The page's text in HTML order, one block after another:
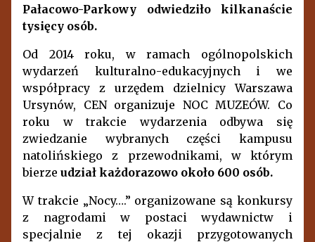
Pałacowo-Parkowy odwiedziło kilkanaście
tysięcy osób.
Od 2014 roku, w ramach ogólnopolskich
wydarzeń kulturalno-edukacyjnych i we
współpracy z urzędem dzielnicy Warszawa
Ursynów, CEN organizuje NOC MUZEÓW. Co
roku w trakcie wydarzenia odbywa się
zwiedzanie wybranych części kampusu
natolińskiego z przewodnikami, w którym
bierze udział każdorazowo około 600 osób.
W trakcie „Nocy….” organizowane są konkursy
z nagrodami w postaci wydawnictw i
specjalnie z tej okazji przygotowanych